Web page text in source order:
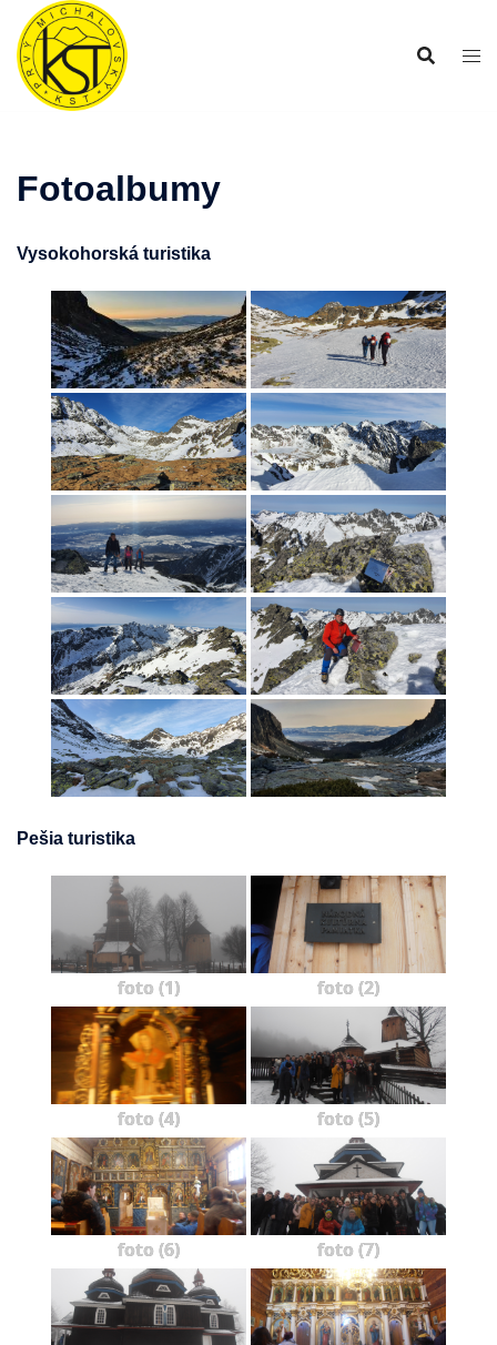
Preskočiť
obsah
Fotoalbumy
Vysokohorská turistika
Pešia turistika
foto (1) foto (2)
foto (4) foto (5)
foto (6) foto (7)